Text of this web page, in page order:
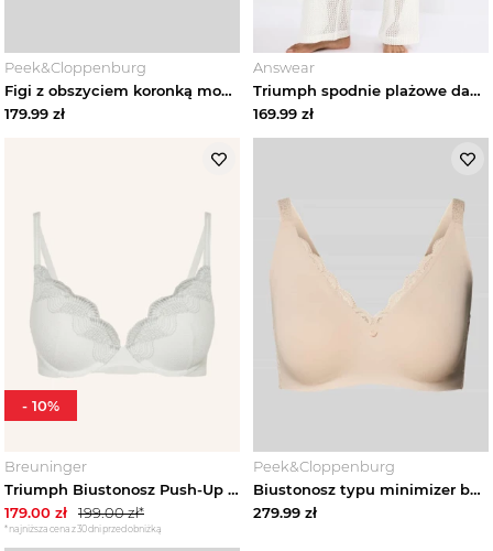
Peek&Cloppenburg
Figi z obszyciem koronką model ‘LIFT SMART’ Triumph Złamany biały
179.99 zł
Answear
Triumph spodnie plażowe damskie Beach MyWear beżowy
169.99 zł
Breuninger
Triumph Biustonosz Push-Up Comfort Glam weiss
179.00 zł 199.00zł*
*najniższa cena z 30 dni przed obniżką
- 10%
Peek&Cloppenburg
Biustonosz typu minimizer bez fiszbin model ‘Amourette’ Triumph Beżowy
279.99 zł